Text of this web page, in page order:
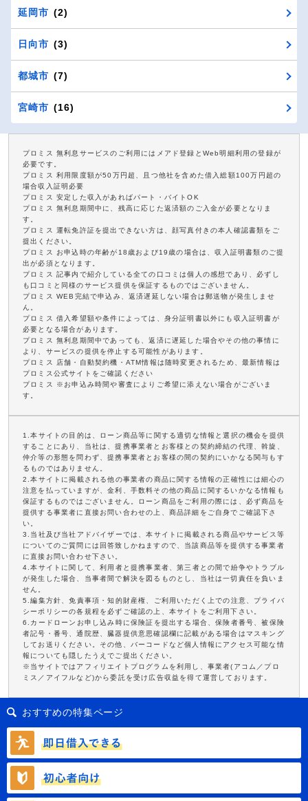
延岡市 (2)
日向市 (3)
都城市 (7)
宮崎市 (16)
プロミス 無利息サービスのご利用にはメアド登録とWeb明細利用の登録が
必要です。
プロミス 利用限度額が50万円超、且つ他社を含めた借入総額100万円超の
場合収入証明必要
プロミス 安定した収入があればパート・バイトOK
プロミス 無利息期間中に、残高に応じた返済額のご入金が必要となりま
す。
プロミス 運転免許証を提出できない方は、顔写真付きの本人確認書類をご
提出ください。
プロミス お申込時の年齢が18歳および19歳の場合は、収入証明書類のご提
出が必須となります。
プロミス 記事内で紹介している全ての口コミは個人の感想であり、必ずし
も口コミと同様のサービス提供を保証するものではございません。
プロミス WEB完結で申込み、返済遅延しない場合は郵送物が発生しませ
ん。
プロミス 借入希望額や条件によっては、身分証明書以外にも収入証明書が
必要となる場合があります。
プロミス 無利息期間中であっても、返済に遅延した場合やその他の事情に
より、サービスの提供を停止する可能性があります。
プロミス 店舗・自動契約機・ATM情報は随時変更されるため、最新情報は
プロミス公式サイトをご確認ください
プロミス ※お申込み時間や審査によりご希望に添えない場合がございま
す。
1.本サイトの目的は、ローン商品等に関する適切な情報と選択の機会を提供
することにあり、当社は、提携事業者とお客様との契約締結の代理、斡旋、
仲介等の形態を問わず、提携事業者とお客様の間の契約にいかなる関与もす
るものではありません。
2.本サイトに掲載される他の事業者の商品に関する情報の正確性には細心の
注意を払っていますが、金利、手数料その他の商品に関するいかなる情報も
保証するものではございません。ローン商品をご利用の際には、必ず商品を
提供する事業者に直接お問い合わせの上、商品詳細をご自身でご確認下さ
い。
3.当社及び当社アドバイザーでは、本サイトに掲載される商品やサービス等
についてのご質問には回答致しかねますので、当該商品等を提供する事業者
に直接お問い合わせ下さい。
4.本サイトに関して、利用者と提携事業者、第三者との間で紛争やトラブル
が発生した場合、当事者間で解決を図るものとし、当社は一切責任を負いま
せん。
5.編集方針、免責事項・知的財産権、ご利用いただく上での注意、プライバ
シーポリシーの各規程を必ずご確認の上、本サイトをご利用下さい。
6.カードローンお申し込み時に保険証を提出する場合、保険者番号、被保険
者記号・番号、通院歴、臓器提供意思確認欄に記載がある場合はマスキング
してお送りください。その他、バーコードなど個人情報にアクセス可能な情
報についても隠したうえでご提出ください。
※当サイトではアフィリエイトプログラムを利用し、事業者(アコム／プロ
ミス／アイフルなど)から委託を受け広告収益を得て運営しております。
おすすめの特集ページ